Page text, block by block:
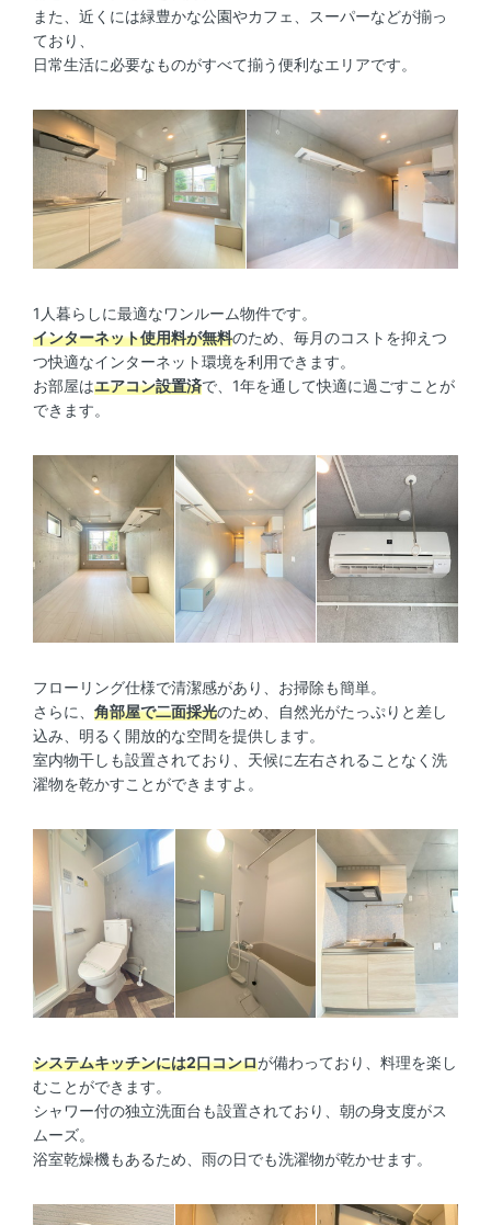
また、近くには緑豊かな公園やカフェ、スーパーなどが揃っ
ており、
日常生活に必要なものがすべて揃う便利なエリアです。
1人暮らしに最適なワンルーム物件です。
インターネット使用料が無料のため、毎月のコストを抑えつ
つ快適なインターネット環境を利用できます。
お部屋はエアコン設置済で、1年を通して快適に過ごすことが
できます。
フローリング仕様で清潔感があり、お掃除も簡単。
さらに、 角部屋で二面採光のため、自然光がたっぷりと差し
込み、明るく開放的な空間を提供します。
室内物干しも設置されており、天候に左右されることなく洗
濯物を乾かすことができますよ。
システムキッチンには2口コンロが備わっており、料理を楽し
むことができます。
シャワー付の独立洗面台も設置されており、朝の身支度がス
ムーズ。
浴室乾燥機もあるため、雨の日でも洗濯物が乾かせます。